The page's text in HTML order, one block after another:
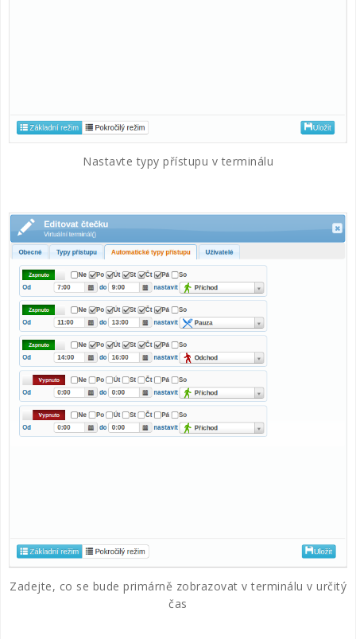
Nastavte typy přístupu v terminálu
Zadejte, co se bude primárně zobrazovat v terminálu v určitý
čas